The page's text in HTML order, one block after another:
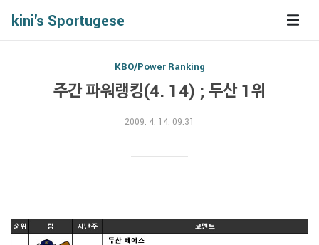
kini's Sportugese
KBO/Power Ranking
주간 파워랭킹(4. 14) ; 두산 1위
2009. 4. 14. 09:31